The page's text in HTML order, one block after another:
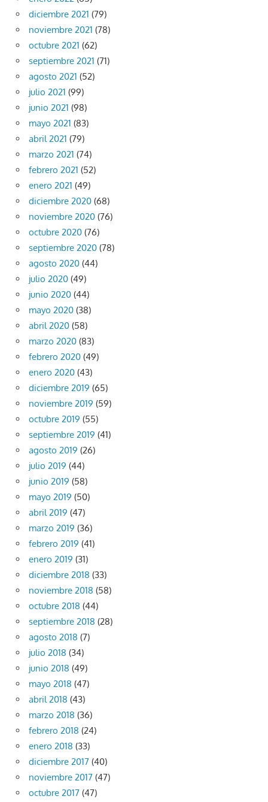
diciembre 2021 (79)
noviembre 2021 (78)
octubre 2021 (62)
septiembre 2021 (71)
agosto 2021 (52)
julio 2021 (99)
junio 2021 (98)
mayo 2021 (83)
abril 2021 (79)
marzo 2021 (74)
febrero 2021 (52)
enero 2021 (49)
diciembre 2020 (68)
noviembre 2020 (76)
octubre 2020 (76)
septiembre 2020 (78)
agosto 2020 (44)
julio 2020 (49)
junio 2020 (44)
mayo 2020 (38)
abril 2020 (58)
marzo 2020 (83)
febrero 2020 (49)
enero 2020 (43)
diciembre 2019 (65)
noviembre 2019 (59)
octubre 2019 (55)
septiembre 2019 (41)
agosto 2019 (26)
julio 2019 (44)
junio 2019 (58)
mayo 2019 (50)
abril 2019 (47)
marzo 2019 (36)
febrero 2019 (41)
enero 2019 (31)
diciembre 2018 (33)
noviembre 2018 (58)
octubre 2018 (44)
septiembre 2018 (28)
agosto 2018 (7)
julio 2018 (34)
junio 2018 (49)
mayo 2018 (47)
abril 2018 (43)
marzo 2018 (36)
febrero 2018 (24)
enero 2018 (33)
diciembre 2017 (40)
noviembre 2017 (47)
octubre 2017 (47)